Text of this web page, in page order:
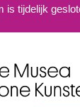
is tijdelijk